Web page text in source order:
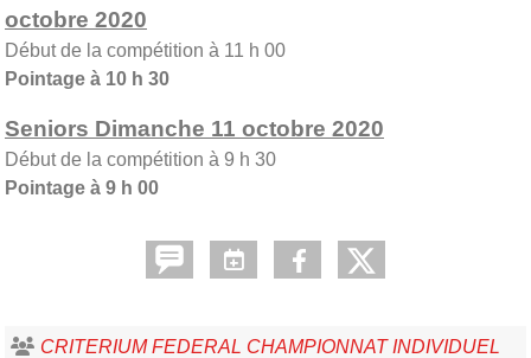
octobre 2020
Début de la compétition à 11 h 00
Pointage à 10 h 30
Seniors Dimanche 11 octobre 2020
Début de la compétition à 9 h 30
Pointage à 9 h 00
CRITERIUM FEDERAL CHAMPIONNAT INDIVIDUEL